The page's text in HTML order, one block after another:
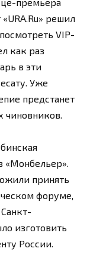
решил
VIP-
как раз
в эти
Уже
предстанет
чиновников.
«Монбельер».
принять
форуме,
изготовить
России.